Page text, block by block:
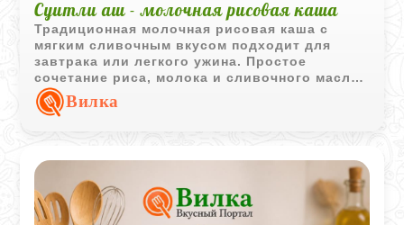
Суитли аш - молочная рисовая каша
Традиционная молочная рисовая каша с
мягким сливочным вкусом подходит для
завтрака или легкого ужина. Простое
сочетание риса, молока и сливочного масла
делает блюдо уютным и домашним.
Вилка